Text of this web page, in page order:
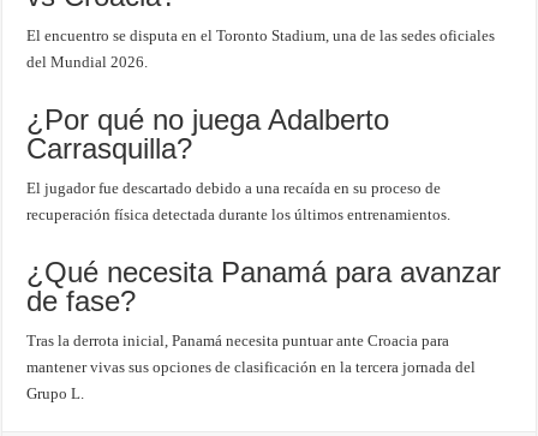
El encuentro se disputa en el Toronto Stadium, una de las sedes oficiales
del Mundial 2026.
¿Por qué no juega Adalberto
Carrasquilla?
El jugador fue descartado debido a una recaída en su proceso de
recuperación física detectada durante los últimos entrenamientos.
¿Qué necesita Panamá para avanzar
de fase?
Tras la derrota inicial, Panamá necesita puntuar ante Croacia para
mantener vivas sus opciones de clasificación en la tercera jornada del
Grupo L.